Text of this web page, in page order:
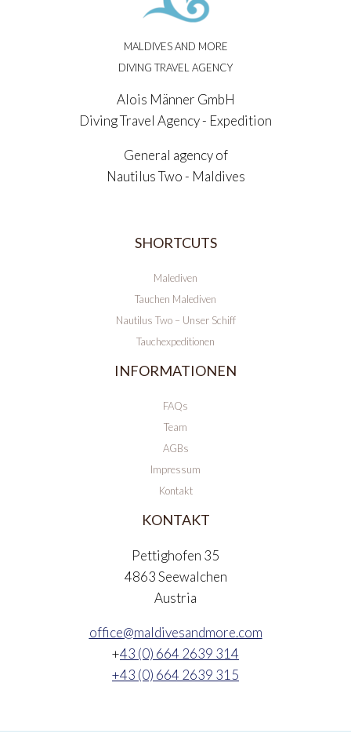
MALDIVES AND MORE
DIVING TRAVEL AGENCY
Alois Männer GmbH
Diving Travel Agency - Expedition
General agency of
Nautilus Two - Maldives
SHORTCUTS
Malediven
Tauchen Malediven
Nautilus Two – Unser Schiff
Tauchexpeditionen
INFORMATIONEN
FAQs
Team
AGBs
Impressum
Kontakt
KONTAKT
Pettighofen 35
4863 Seewalchen
Austria
office@maldivesandmore.com
+43 (0) 664 2639 314
+43 (0) 664 2639 315